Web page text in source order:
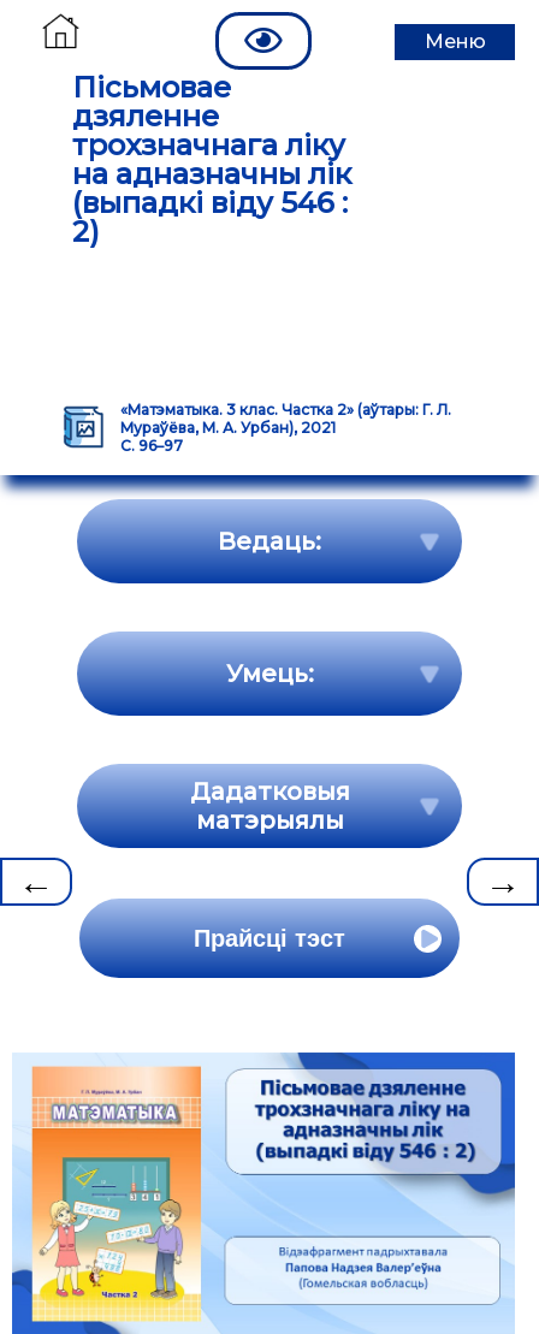
Пісьмовае
дзяленне
трохзначнага ліку
на адназначны лік
(выпадкі віду 546 :
2)
Меню
«Матэматыка. 3 клас. Частка 2» (аўтары: Г. Л.
Мураўёва, М. А. Урбан), 2021
С. 96–97
← →
Ведаць:
Умець:
Дадатковыя
матэрыялы
Прайсці тэст